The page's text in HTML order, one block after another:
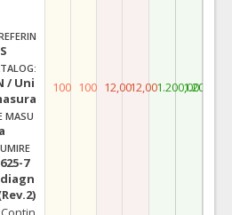
/ Uni
MASU
7
100 100 12,0012,001.200,001.200,00